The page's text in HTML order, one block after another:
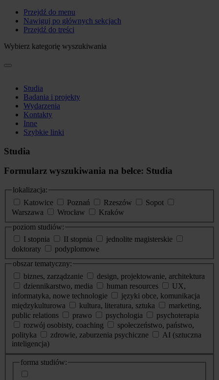
Przejdź do menu
Nawiguj po głównych sekcjach
Przejdź do treści
Wybierz kategorię wyszukiwania
Studia
Badania i projekty
Wydarzenia
Kontakty
Inne
Szybkie linki
Studia
Formularz wyszukiwania na belce: Studia
lokalizacja:
Katowice
Poznań Rzeszów
Sopot
Warszawa
Wrocław
Kraków
poziom studiów:
I stopnia
II stopnia
jednolite magisterskie
doktoraty
podyplomowe
obszar tematyczny:
biznes, zarządzanie
design, projektowanie, architektura
dziennikarstwo, media
human resources
UX,
informatyka, nowe technologie
języki obce, komunikacja
międzykulturowa
kultura, literatura, sztuka
marketing,
public relations
prawo psychologia
psychoterapia
rozwój osobisty, coaching
społeczeństwo, państwo,
polityka
zdrowie, zaburzenia psychiczne
AI (sztuczna
inteligencja)
dodatkowe
informacje
forma studiów: